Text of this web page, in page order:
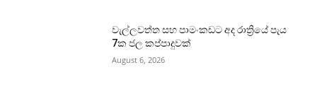
වැල්ලවත්ත සහ පාමංකඩට අද රාත්‍රියේ පැය
7ක ජල කප්පාදුවක්
August 6, 2026